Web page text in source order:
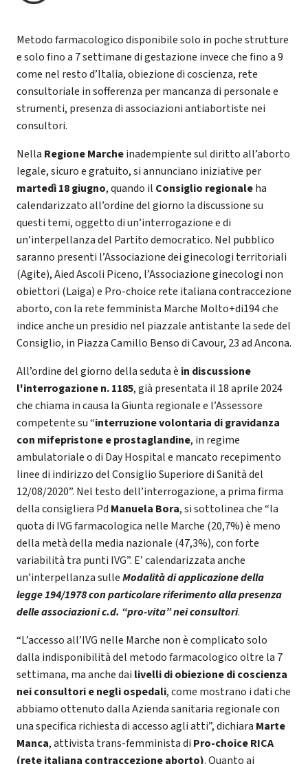
Metodo farmacologico disponibile solo in poche strutture
e solo fino a 7 settimane di gestazione invece che fino a 9
come nel resto d’Italia, obiezione di coscienza, rete
consultoriale in sofferenza per mancanza di personale e
strumenti, presenza di associazioni antiabortiste nei
consultori.
Nella Regione Marcheinadempiente sul diritto all’aborto
legale, sicuro e gratuito, si annunciano iniziative per
martedì 18 giugno, quando il Consiglio regionaleha
calendarizzato all’ordine del giorno la discussione su
questi temi, oggetto di un’interrogazione e di
un’interpellanza del Partito democratico. Nel pubblico
saranno presenti l’Associazione dei ginecologi territoriali
(Agite), Aied Ascoli Piceno, l’Associazione ginecologi non
obiettori (Laiga) e Pro-choice rete italiana contraccezione
aborto, con la rete femminista Marche Molto+di194 che
indice anche un presidio nel piazzale antistante la sede del
Consiglio, in Piazza Camillo Benso di Cavour, 23 ad Ancona.
All’ordine del giorno della seduta è in discussione
l'interrogazione n. 1185, già presentata il 18 aprile 2024
che chiama in causa la Giunta regionale e l’Assessore
competente su “interruzione volontaria di gravidanza
con mifepristone e prostaglandine, in regime
ambulatoriale o di Day Hospital e mancato recepimento
linee di indirizzo del Consiglio Superiore di Sanità del
12/08/2020”. Nel testo dell’interrogazione, a prima firma
della consigliera Pd Manuela Bora, si sottolinea che “la
quota di IVG farmacologica nelle Marche (20,7%) è meno
della metà della media nazionale (47,3%), con forte
variabilità tra punti IVG”. E’ calendarizzata anche
un’interpellanza sulleModalità di applicazione della
legge 194/1978 con particolare riferimento alla presenza
delle associazioni c.d. “pro-vita” nei consultori.
“L’accesso all’IVG nelle Marche non è complicato solo
dalla indisponibilità del metodo farmacologico oltre la 7
settimana, ma anche dai livelli di obiezione di coscienza
nei consultori e negli ospedali, come mostrano i dati che
abbiamo ottenuto dalla Azienda sanitaria regionale con
una specifica richiesta di accesso agli atti”, dichiara Marte
Manca, attivista trans-femminista di Pro-choice RICA
(rete italiana contraccezione aborto). Quanto ai